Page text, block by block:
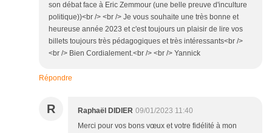
son débat face à Eric Zemmour (une belle preuve d'inculture
politique))<br /> <br /> Je vous souhaite une très bonne et
heureuse année 2023 et c'est toujours un plaisir de lire vos
billets toujours très pédagogiques et très intéressants<br />
<br /> Bien Cordialement.<br /> <br /> Yannick
Répondre
R Raphaël DIDIER 09/01/2023 11:40
Merci pour vos bons vœux et votre fidélité à mon